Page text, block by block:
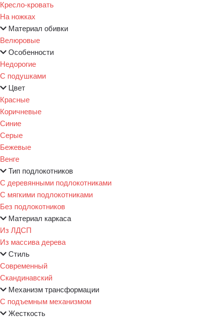
Кресло-кровать
На ножках
Материал обивки
Велюровые
Особенности
Недорогие
С подушками
Цвет
Красные
Коричневые
Синие
Серые
Бежевые
Венге
Тип подлокотников
С деревянными подлокотниками
С мягкими подлокотниками
Без подлокотников
Материал каркаса
Из ЛДСП
Из массива дерева
Стиль
Современный
Скандинавский
Механизм трансформации
С подъемным механизмом
Жесткость